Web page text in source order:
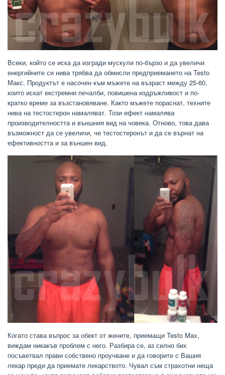
Всеки, който се иска да изгради мускули по-бързо и да увеличи
енергийните си нива трябва да обмисли предприемането на Testo
Макс. Продуктът е насочен към мъжете на възраст между 25-60,
които искат екстремни печалби, повишена издръжливост и по-
кратко време за възстановяване. Както мъжете пораснат, техните
нива на тестостерон намаляват. Този ефект намалява
производителността и външния вид на човека. Отново, това дава
възможност да се увеличи, че тестостеронът и да се върнат на
ефективността и за външен вид.
Когато става въпрос за обект от жените, приемащи Testo Max,
виждам никакъв проблем с него. Разбира се, аз силно бих
посъветвал прави собствено проучване и да говорите с Вашия
лекар преди да приемате лекарството. Чувал съм страхотни неща